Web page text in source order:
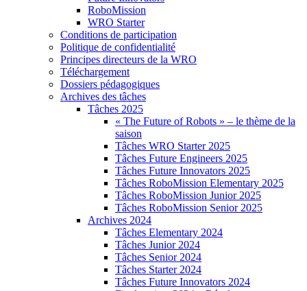
RoboMission
WRO Starter
Conditions de participation
Politique de confidentialité
Principes directeurs de la WRO
Téléchargement
Dossiers pédagogiques
Archives des tâches
Tâches 2025
« The Future of Robots » – le thème de la
saison
Tâches WRO Starter 2025
Tâches Future Engineers 2025
Tâches Future Innovators 2025
Tâches RoboMission Elementary 2025
Tâches RoboMission Junior 2025
Tâches RoboMission Senior 2025
Archives 2024
Tâches Elementary 2024
Tâches Junior 2024
Tâches Senior 2024
Tâches Starter 2024
Tâches Future Innovators 2024